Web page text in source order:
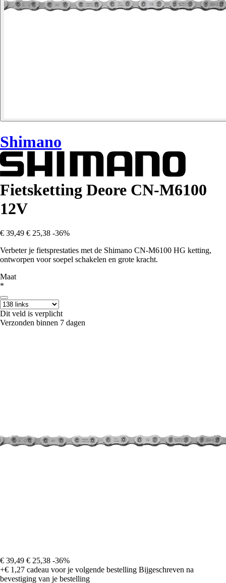
Shimano
Fietsketting Deore CN-M6100
12V
€ 39,49 € 25,38 -36%
Verbeter je fietsprestaties met de Shimano CN-M6100 HG ketting,
ontworpen voor soepel schakelen en grote kracht.
Maat
*
Dit veld is verplicht
Verzonden binnen 7 dagen
€ 39,49 € 25,38 -36%
+€ 1,27 cadeau voor je volgende bestelling Bijgeschreven na
bevestiging van je bestelling